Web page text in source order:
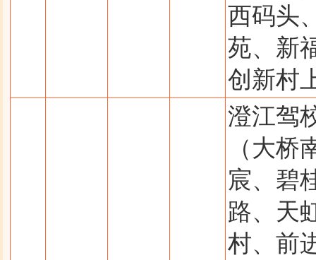
西码头
苑、新
创新村
澄江驾
（大桥
宸、碧
路、天
村、前